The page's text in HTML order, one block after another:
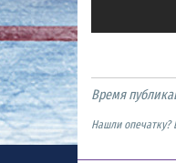
Время
Нашли опечатку?